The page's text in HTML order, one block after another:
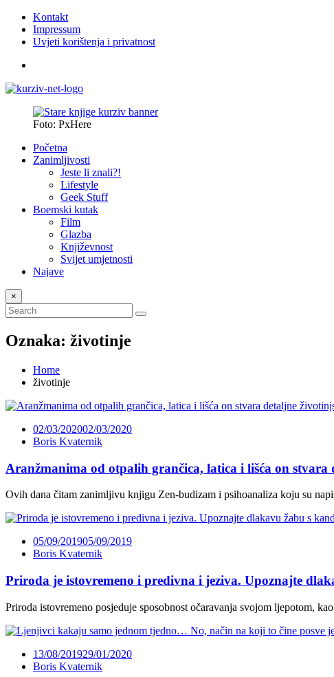
Kontakt
Impressum
Uvjeti korištenja i privatnost
Foto: PxHere
Početna
Zanimljivosti
Jeste li znali?!
Lifestyle
Geek Stuff
Boemski kutak
Film
Glazba
Književnost
Svijet umjetnosti
Najave
×
Oznaka: životinje
Home
životinje
02/03/202002/03/2020
Boris Kvaternik
Aranžmanima od otpalih grančica, latica i lišća on stvara
Ovih dana čitam zanimljivu knjigu Zen-budizam i psihoanaliza koju su
05/09/201905/09/2019
Boris Kvaternik
Priroda je istovremeno i predivna i jeziva. Upoznajte
Priroda istovremeno posjeduje sposobnost očaravanja svojom ljepotom,
13/08/201929/01/2020
Boris Kvaternik